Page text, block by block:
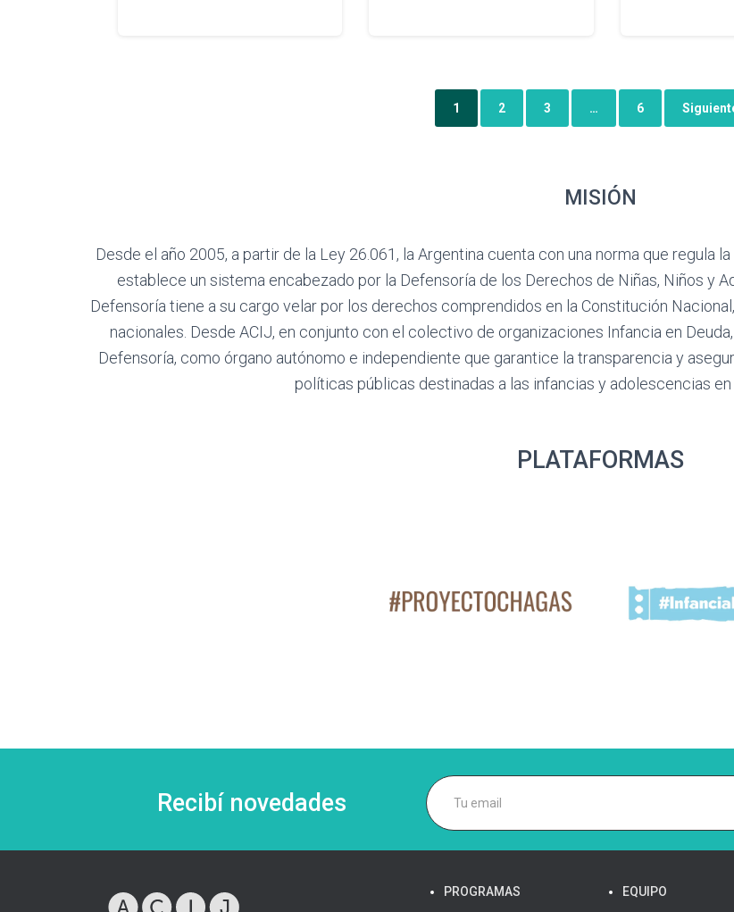
1 2 3 … 6
MISIÓN
Desde el año 2005, a partir de la Ley 26.061, la Argentina cuenta con una norma que regula
establece un sistema encabezado por la Defensoría de los Derechos de Niñas, Niños y
Defensoría tiene a su cargo velar por los derechos comprendidos en la Constitución
nacionales. Desde ACIJ, en conjunto con el colectivo de organizaciones Infancia en
Defensoría, como órgano autónomo e independiente que garantice la transparencia y
políticas públicas destinadas a las infancias y adolescencias
PLATAFORMAS
Recibí novedades
PROGRAMAS EQUIPO